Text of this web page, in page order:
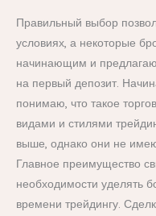
Правильный выбор
условиях, а некоторые
начинающим и
на первый депозит.
понимаю, что такое
видами и стилями
выше, однако они не
Главное преимущество
необходимости уделять
времени трейдингу.